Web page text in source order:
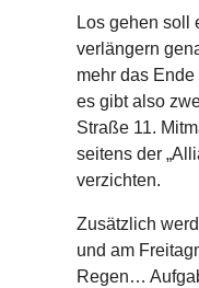
Los gehen soll
verlängern
mehr das
es gibt also
Straße 11.
seitens der
verzichten.
Zusätzlich
und am
Regen…